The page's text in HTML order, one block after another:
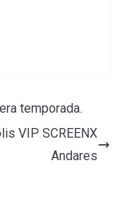
temporada.
VIP SCREENX
Andares